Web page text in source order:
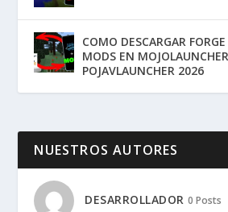
COMO DESCARGAR
MODS EN
POJAVLAUNCHER 2026
NUESTROS AUTORES
DESARROLLADOR 0 Posts